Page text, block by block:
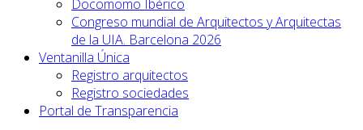
Docomomo Ibérico
Congreso mundial de Arquitectos y Arquitectas
de la UIA. Barcelona 2026
Ventanilla Única
Registro arquitectos
Registro sociedades
Portal de Transparencia